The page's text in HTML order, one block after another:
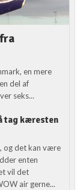
en mere
del af
seks...
tag kæresten
og det kan være
enten
vil det
air gerne...